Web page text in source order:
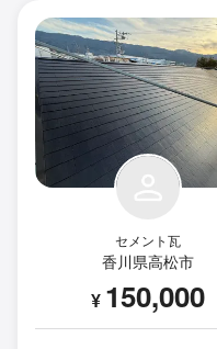
セメント瓦
香川県高松市
¥ 150,000